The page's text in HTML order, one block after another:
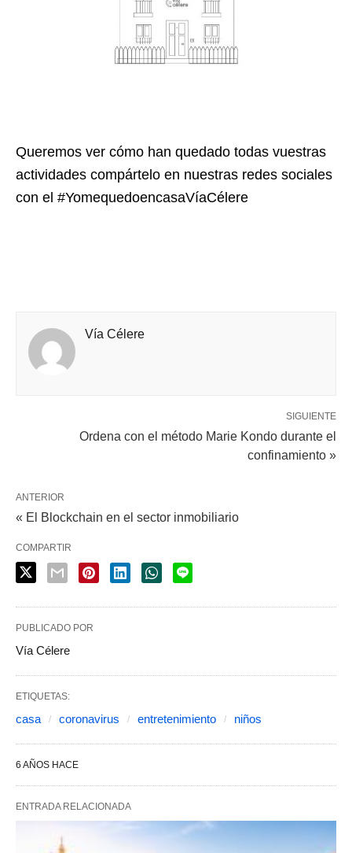
Queremos ver cómo han quedado todas vuestras
actividades compártelo en nuestras redes sociales
con el #YomequedoencasaVíaCélere
Vía Célere
SIGUIENTE
Ordena con el método Marie Kondo durante el
confinamiento »
ANTERIOR
« El Blockchain en el sector inmobiliario
COMPARTIR
PUBLICADO POR
Vía Célere
ETIQUETAS:
casa coronavirus entretenimiento niños
6 AÑOS HACE
ENTRADA RELACIONADA